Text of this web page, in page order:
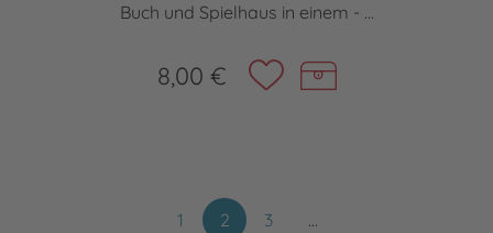
Buch und Spielhaus in einem - ...
8,00 €
1 2 3 …